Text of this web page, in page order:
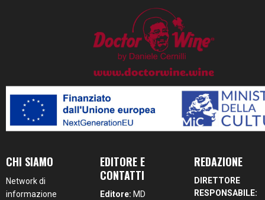
CHI SIAMO
Network di
informazione
EDITORE E
CONTATTI
Editore: MD
REDAZIONE
DIRETTORE
RESPONSABILE: